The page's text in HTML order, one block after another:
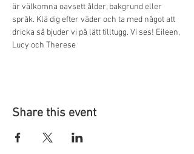
är välkomna oavsett ålder, bakgrund eller
språk. Klä dig efter väder och ta med något att
dricka så bjuder vi på lätt tilltugg. Vi ses! Eileen,
Lucy och Therese
Share this event